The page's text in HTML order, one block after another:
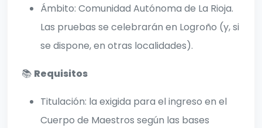
Ámbito: Comunidad Autónoma de La Rioja.
Las pruebas se celebrarán en Logroño (y, si
se dispone, en otras localidades).
📚 Requisitos
Titulación: la exigida para el ingreso en el
Cuerpo de Maestros según las bases